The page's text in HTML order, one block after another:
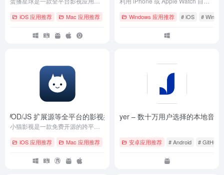
iOS 应用推荐 Mac 应用推荐 # Android # iOS # macOS
Windows 应用推荐 # iOS #
VOD/JS 扩展源等全平台的影视播放器- release-v2.5.9-1
iOS 应用推荐 Mac 应用推荐 # Android # GitHub # iOS
椒盐音乐 Salt Player – 数十万用户选择的本地音乐
安卓应用推荐 # Android # GitHub